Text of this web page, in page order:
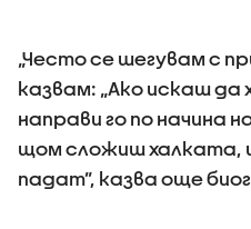
„Често се шегувам с
казвам: „Ако искаш да
направи го по начина
щом сложиш халката,
падат”, казва още